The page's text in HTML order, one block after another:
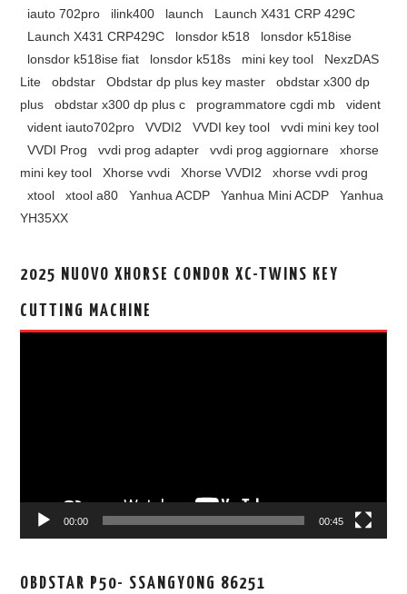
iauto 702pro
ilink400 launch
Launch X431 CRP 429C
Launch X431 CRP429C
lonsdor k518
lonsdor k518ise
lonsdor k518ise fiat
lonsdor k518s mini key tool
NexzDAS
Lite
obdstar Obdstar dp plus key master
obdstar x300 dp
plus
obdstar x300 dp plus c programmatore cgdi mb
vident
vident iauto702pro
VVDI2 VVDI key tool
vvdi mini key tool
VVDI Prog
vvdi prog adapter vvdi prog aggiornare
xhorse
mini key tool
Xhorse vvdi Xhorse VVDI2
xhorse vvdi prog
xtool
xtool a80 Yanhua ACDP Yanhua Mini ACDP
Yanhua
YH35XX
2025 NUOVO XHORSE CONDOR XC-TWINS KEY
CUTTING MACHINE
00:00 00:45
OBDSTAR P50- SSANGYONG 86251